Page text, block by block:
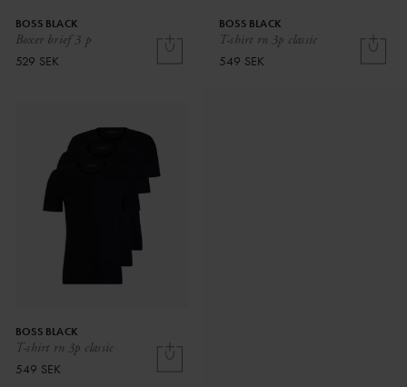
Boxer brief 3 p
BOSS BLACK
529 SEK
T-shirt rn 3p classic
BOSS BLACK
549 SEK
T-shirt rn 3p classic
BOSS BLACK
549 SEK